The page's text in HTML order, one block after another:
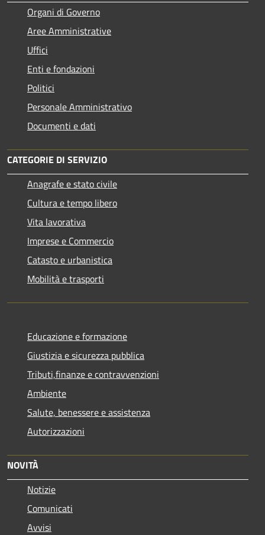
Organi di Governo
Aree Amministrative
Uffici
Enti e fondazioni
Politici
Personale Amministrativo
Documenti e dati
CATEGORIE DI SERVIZIO
Anagrafe e stato civile
Cultura e tempo libero
Vita lavorativa
Imprese e Commercio
Catasto e urbanistica
Mobilità e trasporti
Educazione e formazione
Giustizia e sicurezza pubblica
Tributi,finanze e contravvenzioni
Ambiente
Salute, benessere e assistenza
Autorizzazioni
NOVITÀ
Notizie
Comunicati
Avvisi